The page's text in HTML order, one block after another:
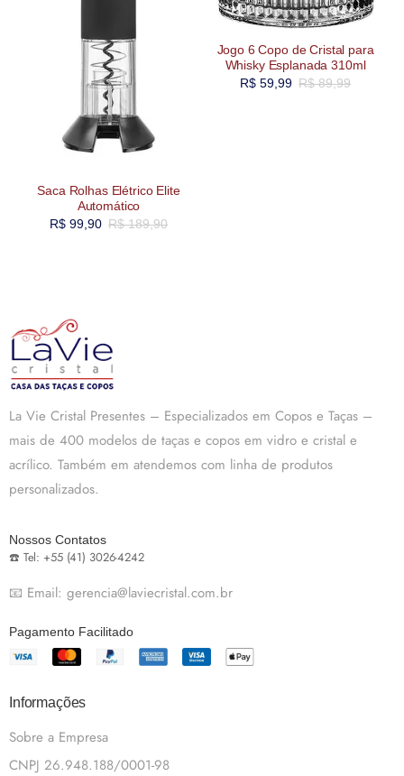
Saca Rolhas Elétrico Elite
Automático
R$189,90
R$99,90
Jogo 6 Copo de Cristal para
Whisky Esplanada 310ml
R$89,99
R$59,99
La Vie Cristal Presentes – Especializados em Copos e Taças –
mais de 400 modelos de taças e copos em vidro e cristal e
acrílico. Também em atendemos com linha de produtos
personalizados.
Nossos Contatos
☎️ Tel: +55 (41) 3026-4242
📧 Email: gerencia@laviecristal.com.br
Pagamento Facilitado
Informações
Sobre a Empresa
CNPJ 26.948.188/0001-98